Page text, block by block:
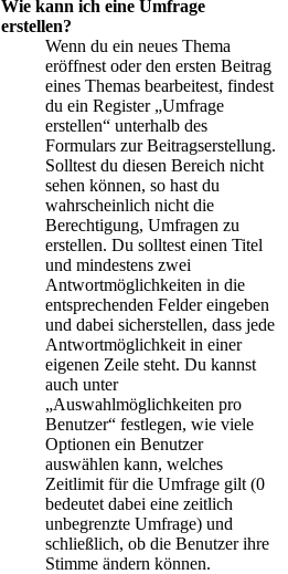
Wie kann ich eine Umfrage
erstellen?
Wenn du ein neues Thema
eröffnest oder den ersten Beitrag
eines Themas bearbeitest, findest
du ein Register „Umfrage
erstellen“ unterhalb des
Formulars zur Beitragserstellung.
Solltest du diesen Bereich nicht
sehen können, so hast du
wahrscheinlich nicht die
Berechtigung, Umfragen zu
erstellen. Du solltest einen Titel
und mindestens zwei
Antwortmöglichkeiten in die
entsprechenden Felder eingeben
und dabei sicherstellen, dass jede
Antwortmöglichkeit in einer
eigenen Zeile steht. Du kannst
auch unter
„Auswahlmöglichkeiten pro
Benutzer“ festlegen, wie viele
Optionen ein Benutzer
auswählen kann, welches
Zeitlimit für die Umfrage gilt (0
bedeutet dabei eine zeitlich
unbegrenzte Umfrage) und
schließlich, ob die Benutzer ihre
Stimme ändern können.